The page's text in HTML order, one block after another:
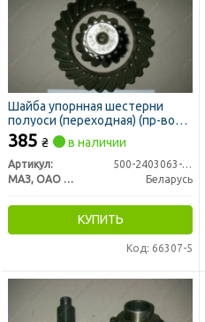
Шайба упорнная шестерни
полуоси (переходная) (пр-во
МАЗ)
385 ₴ в наличии
Артикул:
500-2403063-01
МАЗ, ОАО «Минский автомобильный завод»
Беларусь
КУПИТЬ
Код: 66307-5